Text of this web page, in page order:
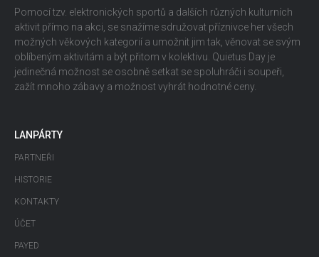
Pomocí tzv. elektronických sportů a dalších různých kulturních
aktivit přímo na akci, se snažíme sdružovat příznivce her všech
možných věkových kategorií a umožnit jim tak, věnovat se svým
oblíbeným aktivitám a být přitom v kolektivu. Quietus Day je
jedinečná možnost se osobně setkat se spoluhráči i soupeři,
zažít mnoho zábavy a možnost vyhrát hodnotné ceny.
LANPÁRTY
PARTNEŘI
HISTORIE
KONTAKTY
ÚČET
PAYED